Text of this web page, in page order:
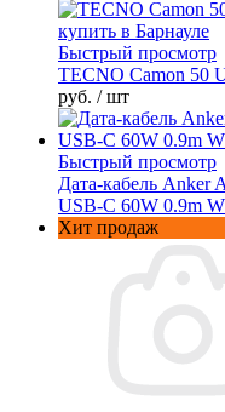
Быстрый просмотр
TECNO Camon 50
руб. / шт
Быстрый просмотр
Дата-кабель Anker
USB-C 60W 0.9m
Хит продаж